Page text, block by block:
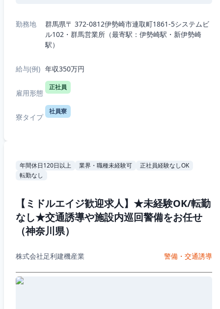
勤務地
群馬県〒 372-0812伊勢崎市連取町1861-5システムビ
ル102・群馬営業所（最寄駅：伊勢崎駅・新伊勢崎
駅）
給与(例) 年収350万円
雇用形態
正社員
寮タイプ
社員寮
年間休日120日以上 業界・職種未経験可
正社員経験なしOK
転勤なし
【ミドルエイジ歓迎求人】★未経験OK/転勤
なし★交通誘導や施設内巡回警備をお任せ
（神奈川県）
株式会社足利建機産業 警備・交通誘導